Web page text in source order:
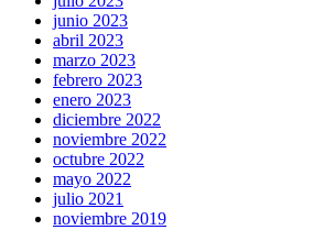
junio 2023
abril 2023
marzo 2023
febrero 2023
enero 2023
diciembre 2022
noviembre 2022
octubre 2022
mayo 2022
julio 2021
noviembre 2019